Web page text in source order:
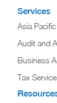
Services
Asia
Audit and
Business
Tax